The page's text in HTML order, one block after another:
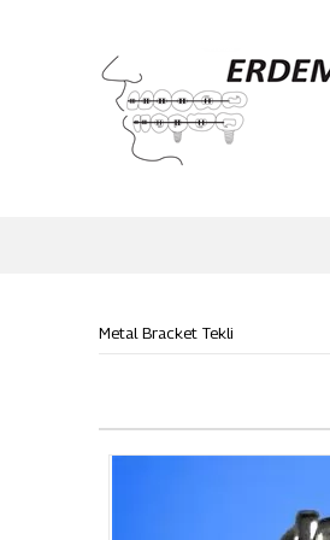
Metal Bracket Tekli